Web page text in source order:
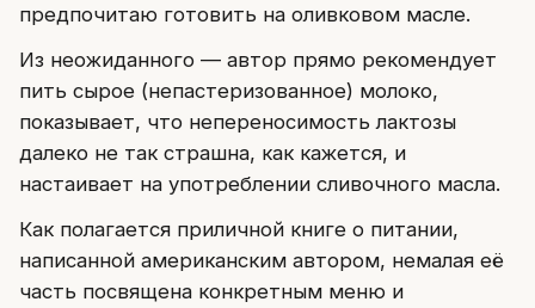
предпочитаю готовить на оливковом масле.
Из неожиданного — автор прямо рекомендует
пить сырое (непастеризованное) молоко,
показывает, что непереносимость лактозы
далеко не так страшна, как кажется, и
настаивает на употреблении сливочного масла.
Как полагается приличной книге о питании,
написанной американским автором, немалая её
часть посвящена конкретным меню и